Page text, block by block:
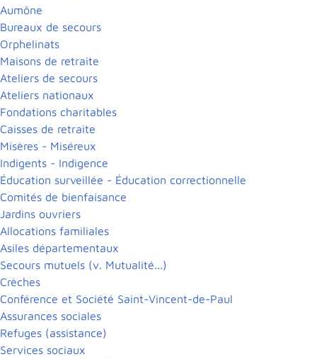
Aumône
Bureaux de secours
Orphelinats
Maisons de retraite
Ateliers de secours
Ateliers nationaux
Fondations charitables
Caisses de retraite
Misères - Miséreux
Indigents - Indigence
Éducation surveillée - Éducation correctionnelle
Comités de bienfaisance
Jardins ouvriers
Allocations familiales
Asiles départementaux
Secours mutuels (v. Mutualité...)
Crèches
Conférence et Société Saint-Vincent-de-Paul
Assurances sociales
Refuges (assistance)
Services sociaux